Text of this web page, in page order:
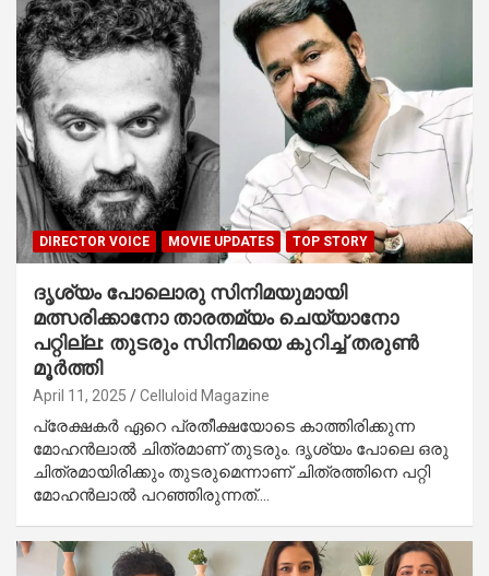
DIRECTOR VOICE MOVIE UPDATES TOP STORY
ദൃശ്യം പോലൊരു സിനിമയുമായി
മത്സരിക്കാനോ താരതമ്യം ചെയ്യാനോ
പറ്റില്ല: തുടരും സിനിമയെ കുറിച്ച് തരുൺ
മൂർത്തി
April 11, 2025 Celluloid Magazine
പ്രേക്ഷകർ ഏറെ പ്രതീക്ഷയോടെ കാത്തിരിക്കുന്ന
മോഹൻലാൽ ചിത്രമാണ് തുടരും. ദൃശ്യം പോലെ ഒരു
ചിത്രമായിരിക്കും തുടരുമെന്നാണ് ചിത്രത്തിനെ പറ്റി
മോഹൻലാൽ പറഞ്ഞിരുന്നത്.…